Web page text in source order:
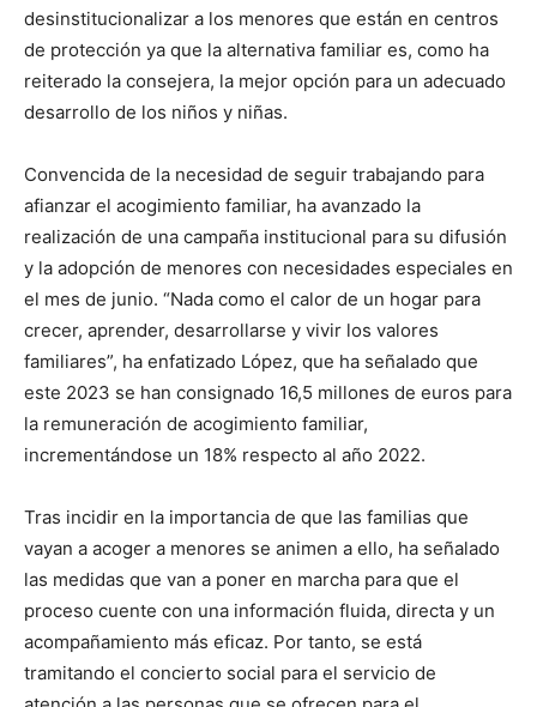
desinstitucionalizar a los menores que están en centros
de protección ya que la alternativa familiar es, como ha
reiterado la consejera, la mejor opción para un adecuado
desarrollo de los niños y niñas.
Convencida de la necesidad de seguir trabajando para
afianzar el acogimiento familiar, ha avanzado la
realización de una campaña institucional para su difusión
y la adopción de menores con necesidades especiales en
el mes de junio. “Nada como el calor de un hogar para
crecer, aprender, desarrollarse y vivir los valores
familiares”, ha enfatizado López, que ha señalado que
este 2023 se han consignado 16,5 millones de euros para
la remuneración de acogimiento familiar,
incrementándose un 18% respecto al año 2022.
Tras incidir en la importancia de que las familias que
vayan a acoger a menores se animen a ello, ha señalado
las medidas que van a poner en marcha para que el
proceso cuente con una información fluida, directa y un
acompañamiento más eficaz. Por tanto, se está
tramitando el concierto social para el servicio de